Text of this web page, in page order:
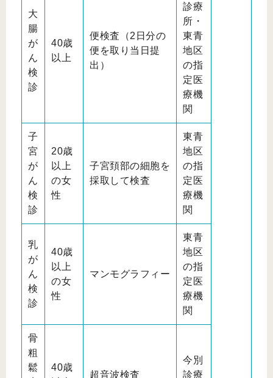
大
腸
が
ん
検
診
40歳
以上
便検査（2日分の
便を取り当日提
出）
診療
所・
東青
地区
の指
定医
療機
関
子
宮
が
ん
検
診
20歳
以上
の女
性
子宮頚部の細胞を
採取して検査
東青
地区
の指
定医
療機
関
乳
が
ん
検
診
40歳
以上
の女
性
マンモグラフィー
東青
地区
の指
定医
療機
関
骨
粗
鬆
40歳
超音波検査
今別
診療